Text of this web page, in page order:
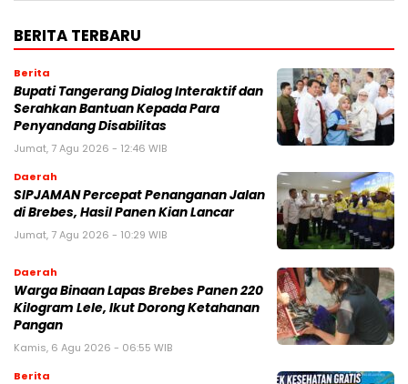
BERITA TERBARU
Berita
Bupati Tangerang Dialog Interaktif dan
Serahkan Bantuan Kepada Para
Penyandang Disabilitas
Jumat, 7 Agu 2026 - 12:46 WIB
Daerah
SIPJAMAN Percepat Penanganan Jalan
di Brebes, Hasil Panen Kian Lancar
Jumat, 7 Agu 2026 - 10:29 WIB
Daerah
Warga Binaan Lapas Brebes Panen 220
Kilogram Lele, Ikut Dorong Ketahanan
Pangan
Kamis, 6 Agu 2026 - 06:55 WIB
Berita